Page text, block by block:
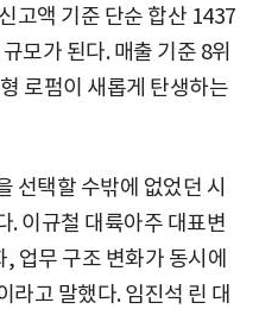
고액 기준 단순 합산 1437
모가 된다. 매출 기준 8위
로펌이 새롭게 탄생하는
선택할 수밖에 없었던 시
. 이규철 대륙아주 대표변
업무 구조 변화가 동시에
고 말했다. 임진석 린 대